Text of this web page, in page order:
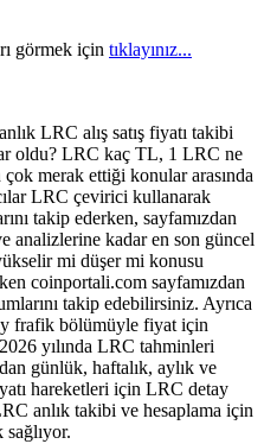
görmek için tıklayınız...
LRC alış satış fiyatı takibi
oldu? LRC kaç TL, 1 LRC ne
çok merak ettiği konular arasında
LRC çevirici kullanarak
takip ederken, sayfamızdan
analizlerine kadar en son güncel
mi düşer mi konusu
coinportali.com sayfamızdan
takip edebilirsiniz. Ayrıca
frafik bölümüyle fiyat için
yılında LRC tahminleri
günlük, haftalık, aylık ve
hareketleri için LRC detay
anlık takibi ve hesaplama için